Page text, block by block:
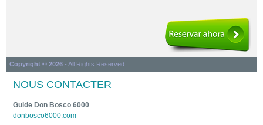
Copyright © 2026- All Rights Reserved
NOUS CONTACTER
Guide Don Bosco 6000
donbosco6000.com